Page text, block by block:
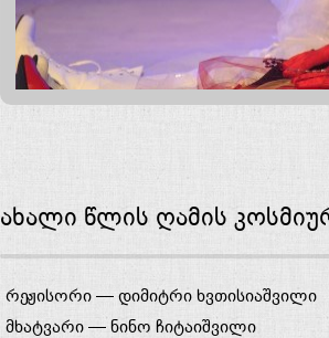
ახალი წლის ღამის
რეჟისორი — დიმიტრი ხვთისიაშვილი
მხატვარი — ნინო ჩიტაიშვილი